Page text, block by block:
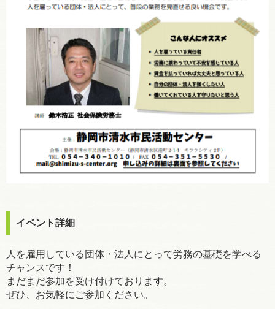
イベント詳細
人を雇用している団体・法人にとって労務の基礎を学べる
チャンスです！
まだまだ参加を受け付けております。
ぜひ、お気軽にご参加ください。